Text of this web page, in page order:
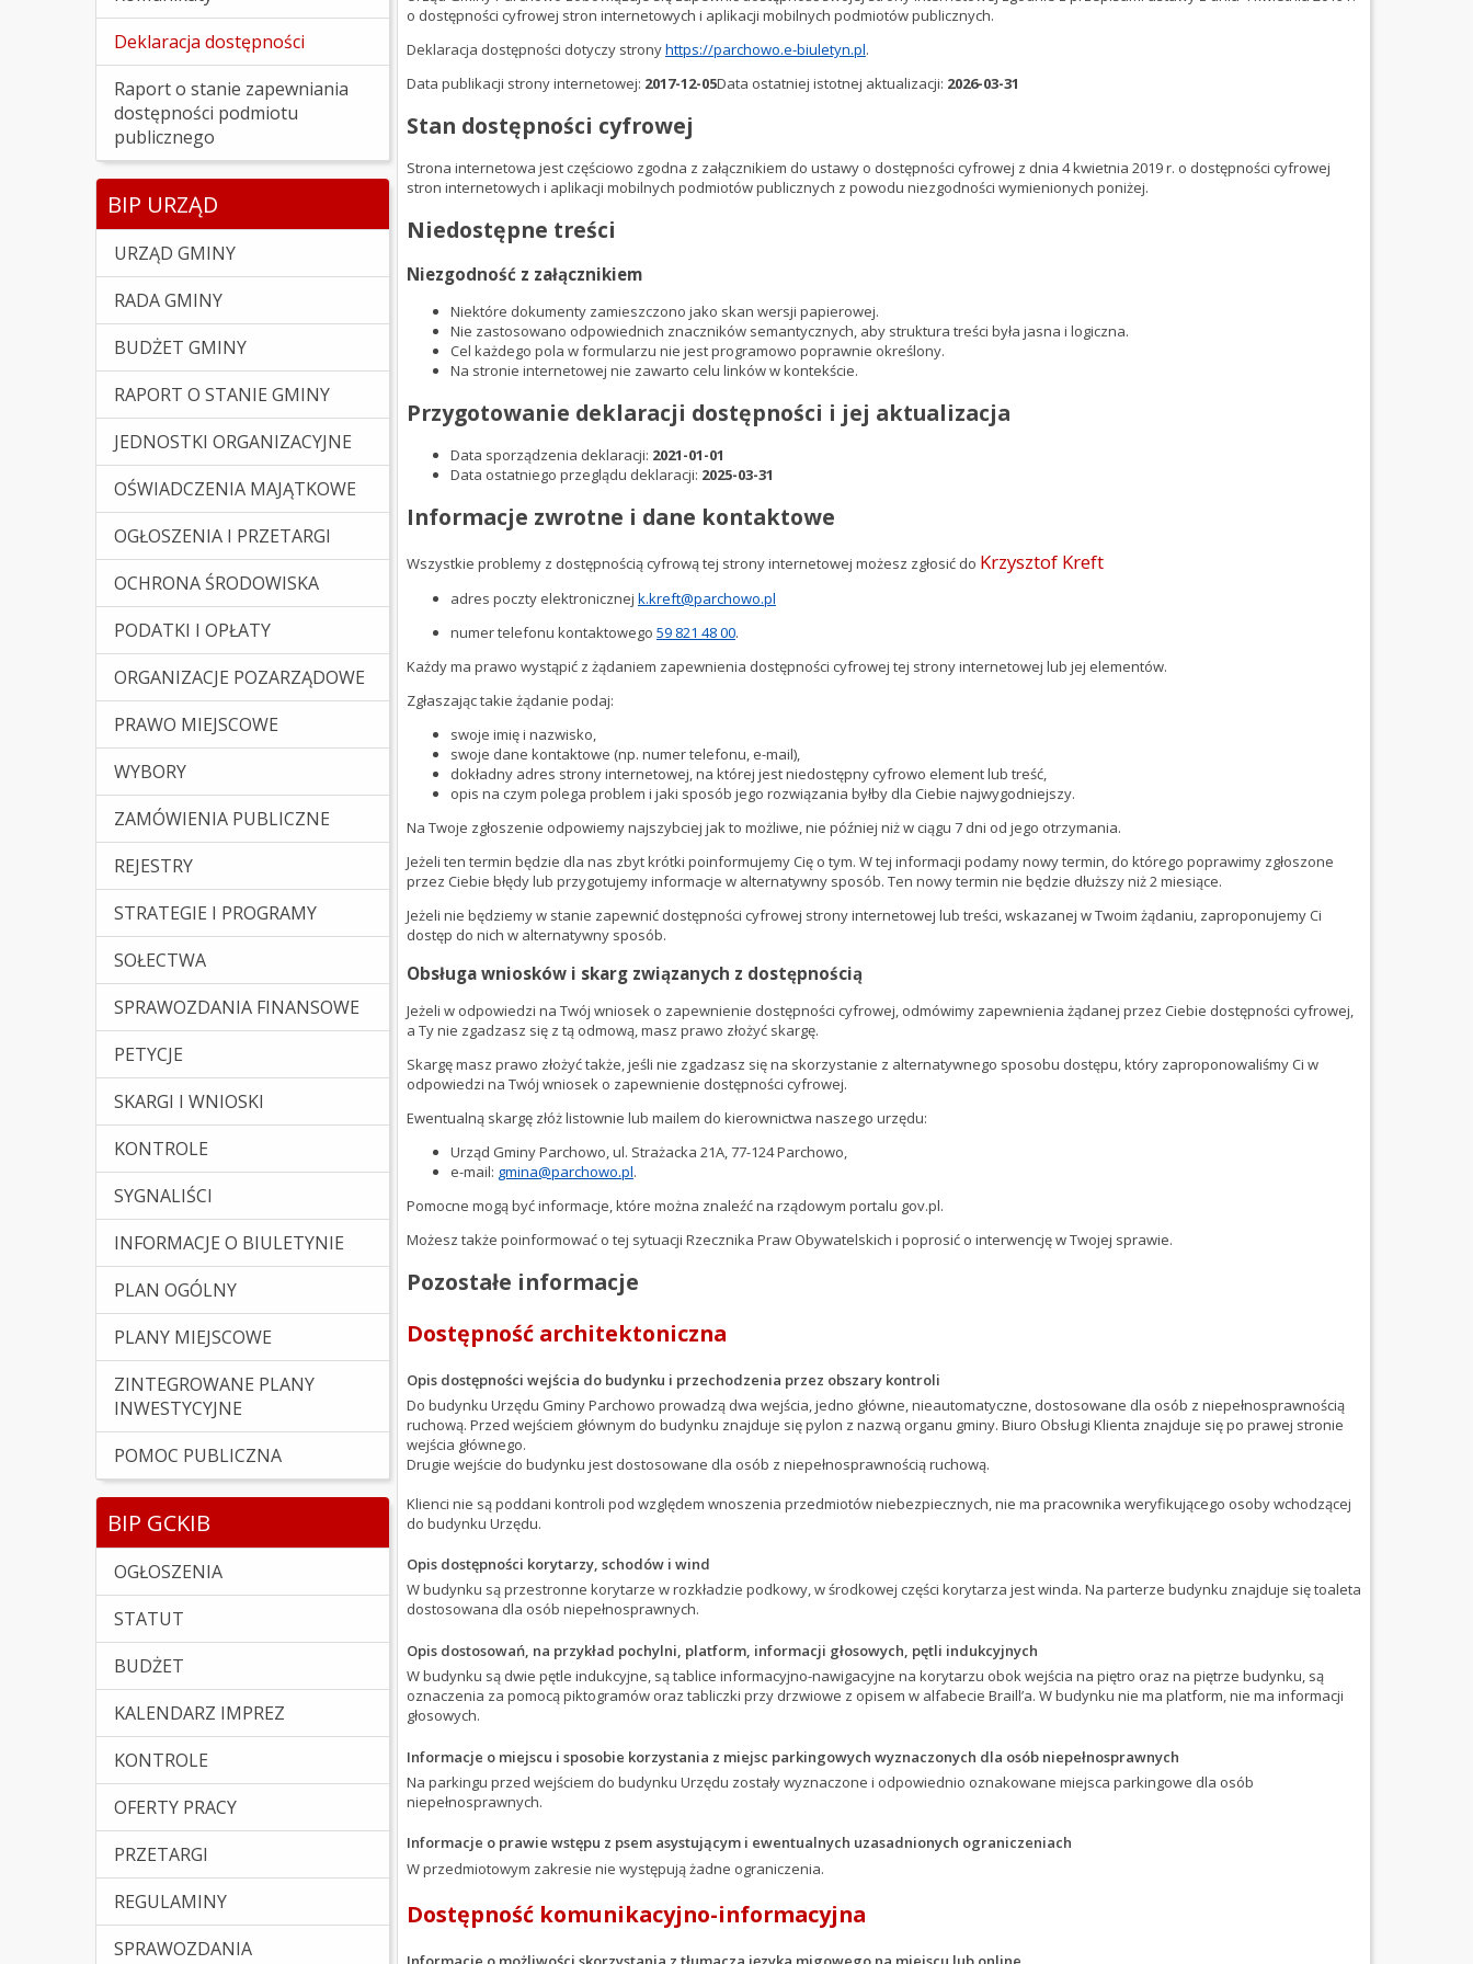
Deklaracja dostępności
Raport o stanie zapewniania
dostępności podmiotu
publicznego
BIP URZĄD
URZĄD GMINY
RADA GMINY
BUDŻET GMINY
RAPORT O STANIE GMINY
JEDNOSTKI ORGANIZACYJNE
OŚWIADCZENIA MAJĄTKOWE
OGŁOSZENIA I PRZETARGI
OCHRONA ŚRODOWISKA
PODATKI I OPŁATY
ORGANIZACJE POZARZĄDOWE
PRAWO MIEJSCOWE (Kliknięcie spowoduje otwarcie nowej karty)
WYBORY
ZAMÓWIENIA PUBLICZNE
REJESTRY
STRATEGIE I PROGRAMY
SOŁECTWA
SPRAWOZDANIA FINANSOWE
PETYCJE
SKARGI I WNIOSKI
KONTROLE
SYGNALIŚCI
INFORMACJE O BIULETYNIE
PLAN OGÓLNY
PLANY MIEJSCOWE
ZINTEGROWANE PLANY
INWESTYCYJNE
POMOC PUBLICZNA
BIP GCKIB
OGŁOSZENIA
STATUT
BUDŻET
KALENDARZ IMPREZ
KONTROLE
OFERTY PRACY
PRZETARGI
REGULAMINY
SPRAWOZDANIA
o dostępności cyfrowej stron internetowych i aplikacji mobilnych podmiotów publicznych.
Deklaracja dostępności dotyczy stronyhttps://parchowo.e-biuletyn.pl.
Data publikacji strony internetowej: 2017-12-05Data ostatniej istotnej aktualizacji: 2026-03-31
Stan dostępności cyfrowej
Strona internetowa jest częściowo zgodna z załącznikiem do ustawy o dostępności cyfrowej z dnia 4 kwietnia 2019 r. o dostępności cyfrowej
stron internetowych i aplikacji mobilnych podmiotów publicznych z powodu niezgodności wymienionych poniżej.
Niedostępne treści
Niezgodność z załącznikiem
Niektóre dokumenty zamieszczono jako skan wersji papierowej.
Nie zastosowano odpowiednich znaczników semantycznych, aby struktura treści była jasna i logiczna.
Cel każdego pola w formularzu nie jest programowo poprawnie określony.
Na stronie internetowej nie zawarto celu linków w kontekście.
Przygotowanie deklaracji dostępności i jej aktualizacja
Data sporządzenia deklaracji: 2021-01-01
Data ostatniego przeglądu deklaracji: 2025-03-31
Informacje zwrotne i dane kontaktowe
Wszystkie problemy z dostępnością cyfrową tej strony internetowej możesz zgłosić do Krzysztof Kreft
adres poczty elektronicznej k.kreft@parchowo.pl
numer telefonu kontaktowego 59 821 48 00.
Każdy ma prawo wystąpić z żądaniem zapewnienia dostępności cyfrowej tej strony internetowej lub jej elementów.
Zgłaszając takie żądanie podaj:
swoje imię i nazwisko,
swoje dane kontaktowe (np. numer telefonu, e-mail),
dokładny adres strony internetowej, na której jest niedostępny cyfrowo element lub treść,
opis na czym polega problem i jaki sposób jego rozwiązania byłby dla Ciebie najwygodniejszy.
Na Twoje zgłoszenie odpowiemy najszybciej jak to możliwe, nie później niż w ciągu 7 dni od jego otrzymania.
Jeżeli ten termin będzie dla nas zbyt krótki poinformujemy Cię o tym. W tej informacji podamy nowy termin, do którego poprawimy zgłoszone
przez Ciebie błędy lub przygotujemy informacje w alternatywny sposób. Ten nowy termin nie będzie dłuższy niż 2 miesiące.
Jeżeli nie będziemy w stanie zapewnić dostępności cyfrowej strony internetowej lub treści, wskazanej w Twoim żądaniu, zaproponujemy Ci
dostęp do nich w alternatywny sposób.
Obsługa wniosków i skarg związanych z dostępnością
Jeżeli w odpowiedzi na Twój wniosek o zapewnienie dostępności cyfrowej, odmówimy zapewnienia żądanej przez Ciebie dostępności cyfrowej,
a Ty nie zgadzasz się z tą odmową, masz prawo złożyć skargę.
Skargę masz prawo złożyć także, jeśli nie zgadzasz się na skorzystanie z alternatywnego sposobu dostępu, który zaproponowaliśmy Ci w
odpowiedzi na Twój wniosek o zapewnienie dostępności cyfrowej.
Ewentualną skargę złóż listownie lub mailem do kierownictwa naszego urzędu:
Urząd Gminy Parchowo, ul. Strażacka 21A, 77-124 Parchowo,
e-mail: gmina@parchowo.pl.
Pomocne mogą być informacje, które można znaleźć na rządowym portalu gov.pl.
Możesz także poinformować o tej sytuacji Rzecznika Praw Obywatelskich i poprosić o interwencję w Twojej sprawie.
Pozostałe informacje
Dostępność architektoniczna
Opis dostępności wejścia do budynku i przechodzenia przez obszary kontroli
Do budynku Urzędu Gminy Parchowo prowadzą dwa wejścia, jedno główne, nieautomatyczne, dostosowane dla osób z niepełnosprawnością
ruchową. Przed wejściem głównym do budynku znajduje się pylon z nazwą organu gminy. Biuro Obsługi Klienta znajduje się po prawej stronie
wejścia głównego.
Drugie wejście do budynku jest dostosowane dla osób z niepełnosprawnością ruchową.
Klienci nie są poddani kontroli pod względem wnoszenia przedmiotów niebezpiecznych, nie ma pracownika weryfikującego osoby wchodzącej
do budynku Urzędu.
Opis dostępności korytarzy, schodów i wind
W budynku są przestronne korytarze w rozkładzie podkowy, w środkowej części korytarza jest winda. Na parterze budynku znajduje się toaleta
dostosowana dla osób niepełnosprawnych.
Opis dostosowań, na przykład pochylni, platform, informacji głosowych, pętli indukcyjnych
W budynku są dwie pętle indukcyjne, są tablice informacyjno-nawigacyjne na korytarzu obok wejścia na piętro oraz na piętrze budynku, są
oznaczenia za pomocą piktogramów oraz tabliczki przy drzwiowe z opisem w alfabecie Braill’a. W budynku nie ma platform, nie ma informacji
głosowych.
Informacje o miejscu i sposobie korzystania z miejsc parkingowych wyznaczonych dla osób niepełnosprawnych
Na parkingu przed wejściem do budynku Urzędu zostały wyznaczone i odpowiednio oznakowane miejsca parkingowe dla osób
niepełnosprawnych.
Informacje o prawie wstępu z psem asystującym i ewentualnych uzasadnionych ograniczeniach
W przedmiotowym zakresie nie występują żadne ograniczenia.
Dostępność komunikacyjno-informacyjna